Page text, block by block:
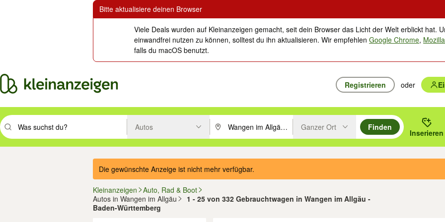
Bitte aktualisiere deinen Browser
Viele Deals wurden auf Kleinanzeigen gemacht, seit dein Browser das Licht der Welt erblickt hat.
einwandfrei nutzen zu können, solltest du ihn aktualisieren. Wir empfehlenGoogle Chrome,
falls du macOS benutzt.
Registrieren oder
Suchbegriff eingeben. Eingabetaste drücken um zu suchen, oder Vorschläge mit den Pfeiltasten nach oben/unten durchsuchen und mit
Autos PLZ oder Ort eingeben. Eingabetaste drücken um zu suchen, oder
Ganzer Ort
Finden
Inserieren
Die gewünschte Anzeige ist nicht mehr verfügbar.
Kleinanzeigen
Auto, Rad & Boot
Autos in Wangen im Allgäu
1 - 25 von 332 Gebrauchtwagen in Wangen im Allgäu -
Baden-Württemberg